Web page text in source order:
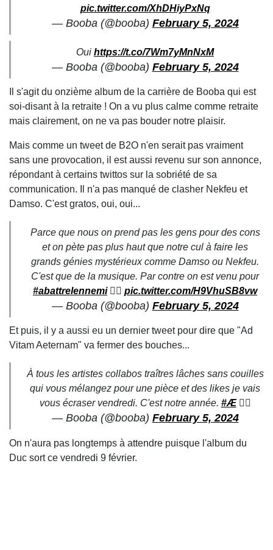
pic.twitter.com/XhDHiyPxNq
— Booba (@booba) February 5, 2024
Oui https://t.co/7Wm7yMnNxM
— Booba (@booba) February 5, 2024
Il s'agit du onzième album de la carrière de Booba qui est
soi-disant à la retraite ! On a vu plus calme comme retraite
mais clairement, on ne va pas bouder notre plaisir.
Mais comme un tweet de B2O n'en serait pas vraiment
sans une provocation, il est aussi revenu sur son annonce,
répondant à certains twittos sur la sobriété de sa
communication. Il n'a pas manqué de clasher Nekfeu et
Damso. C'est gratos, oui, oui...
Parce que nous on prend pas les gens pour des cons
et on pète pas plus haut que notre cul à faire les
grands génies mystérieux comme Damso ou Nekfeu.
C'est que de la musique. Par contre on est venu pour
#abattrelennemi🏴‍☠️ pic.twitter.com/H9VhuSB8vw
— Booba (@booba) February 5, 2024
Et puis, il y a aussi eu un dernier tweet pour dire que "Ad
Vitam Aeternam" va fermer des bouches...
À tous les artistes collabos traîtres lâches sans couilles
qui vous mélangez pour une pièce et des likes je vais
vous écraser vendredi. C'est notre année. #Æ🏴‍☠️
— Booba (@booba) February 5, 2024
On n'aura pas longtemps à attendre puisque l'album du
Duc sort ce vendredi 9 février.